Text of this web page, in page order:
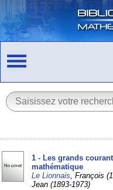
1 - Les grands
mathématique
Le Lionnais ,
Jean (1893-1973)